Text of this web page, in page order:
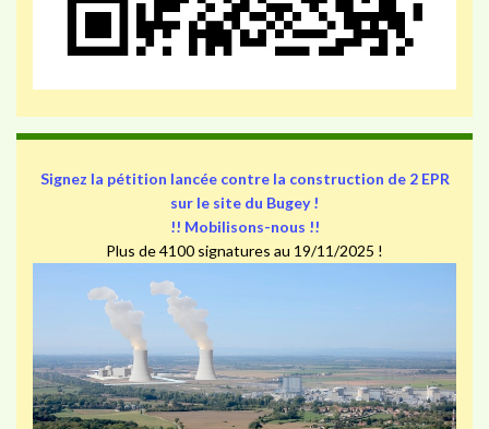
Signez la pétition lancée contre la construction de 2 EPR
sur le site du Bugey !
!! Mobilisons-nous !!
Plus de 4100 signatures au 19/11/2025 !